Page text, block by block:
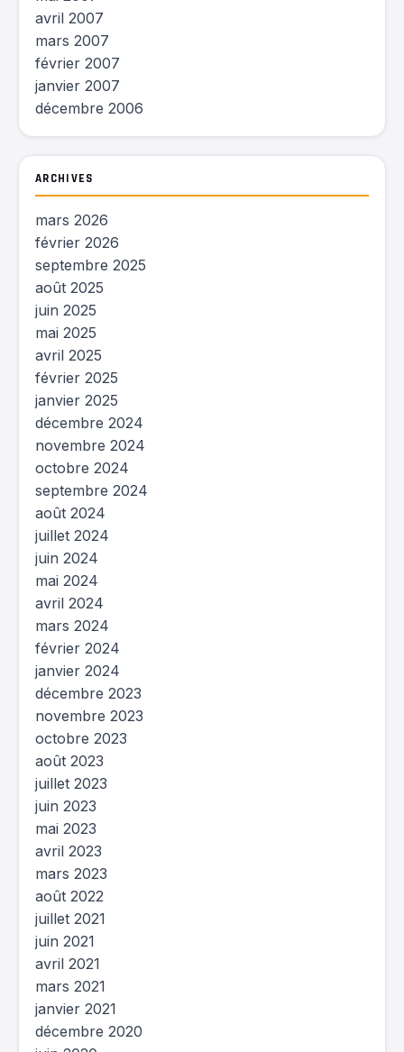
avril 2007
mars 2007
février 2007
janvier 2007
décembre 2006
ARCHIVES
mars 2026
février 2026
septembre 2025
août 2025
juin 2025
mai 2025
avril 2025
février 2025
janvier 2025
décembre 2024
novembre 2024
octobre 2024
septembre 2024
août 2024
juillet 2024
juin 2024
mai 2024
avril 2024
mars 2024
février 2024
janvier 2024
décembre 2023
novembre 2023
octobre 2023
août 2023
juillet 2023
juin 2023
mai 2023
avril 2023
mars 2023
août 2022
juillet 2021
juin 2021
avril 2021
mars 2021
janvier 2021
décembre 2020